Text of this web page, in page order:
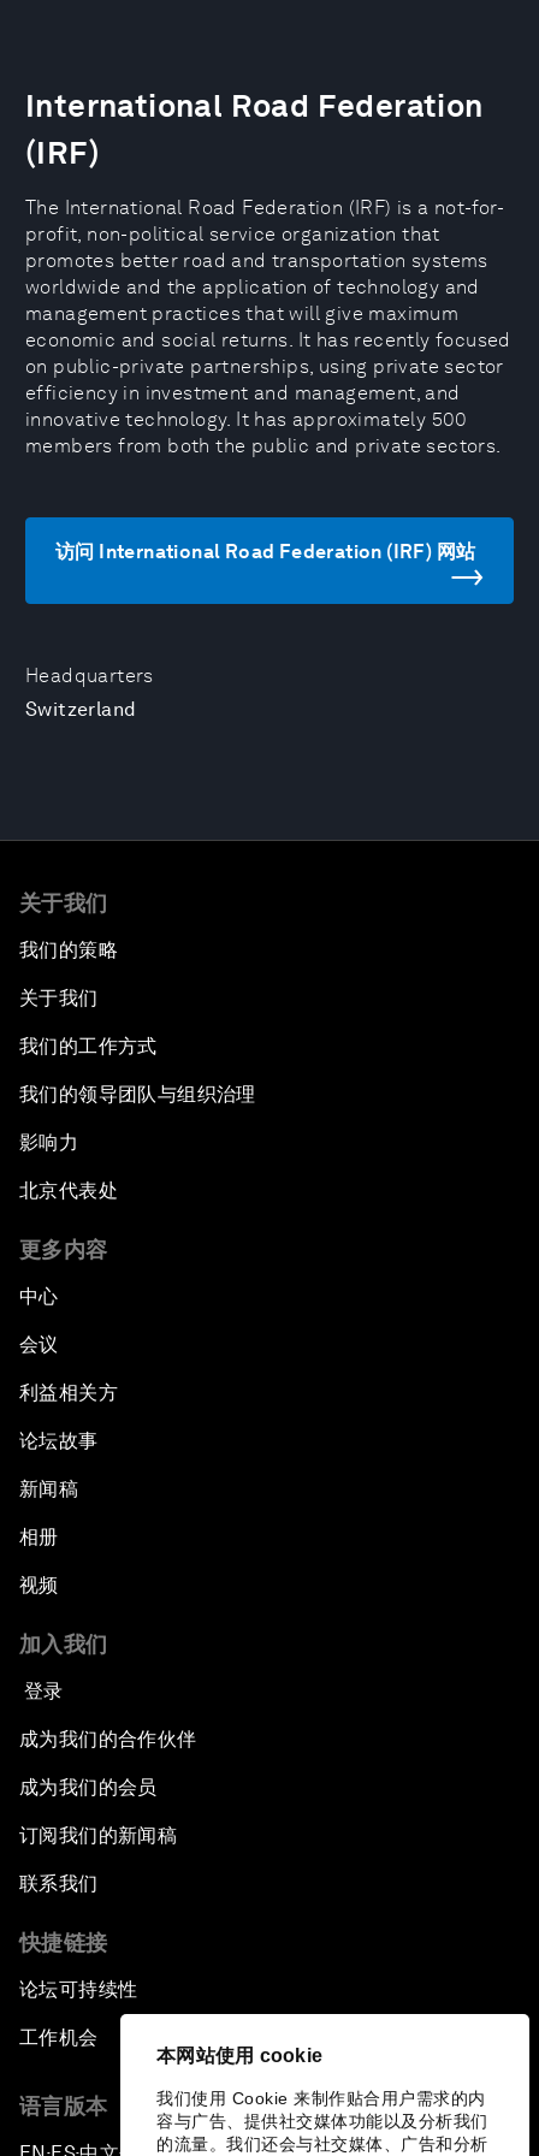
本网站使用 cookie
我们使用 Cookie 来制作贴合用户需求的内
容与广告、提供社交媒体功能以及分析我们
的流量。我们还会与社交媒体、广告和分析
Headquarters
Switzerland
International Road Federation
(IRF)
The International Road Federation (IRF) is a not-for-
profit, non-political service organization that
promotes better road and transportation systems
worldwide and the application of technology and
management practices that will give maximum
economic and social returns. It has recently focused
on public-private partnerships, using private sector
efficiency in investment and management, and
innovative technology. It has approximately 500
members from both the public and private sectors.
访问 International Road Federation (IRF) 网站
关于我们
我们的策略
关于我们
我们的工作方式
我们的领导团队与组织治理
影响力
北京代表处
更多内容
中心
会议
利益相关方
论坛故事
新闻稿
相册
视频
加入我们
登录
成为我们的合作伙伴
成为我们的会员
订阅我们的新闻稿
联系我们
快捷链接
论坛可持续性
工作机会
语言版本
▪ ▪ ▪